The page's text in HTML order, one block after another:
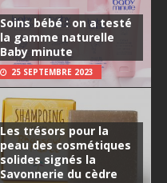
Soins bébé : on a testé
la gamme naturelle
Baby minute
25 SEPTEMBRE 2023
Les trésors pour la
peau des cosmétiques
solides signés la
Savonnerie du cèdre